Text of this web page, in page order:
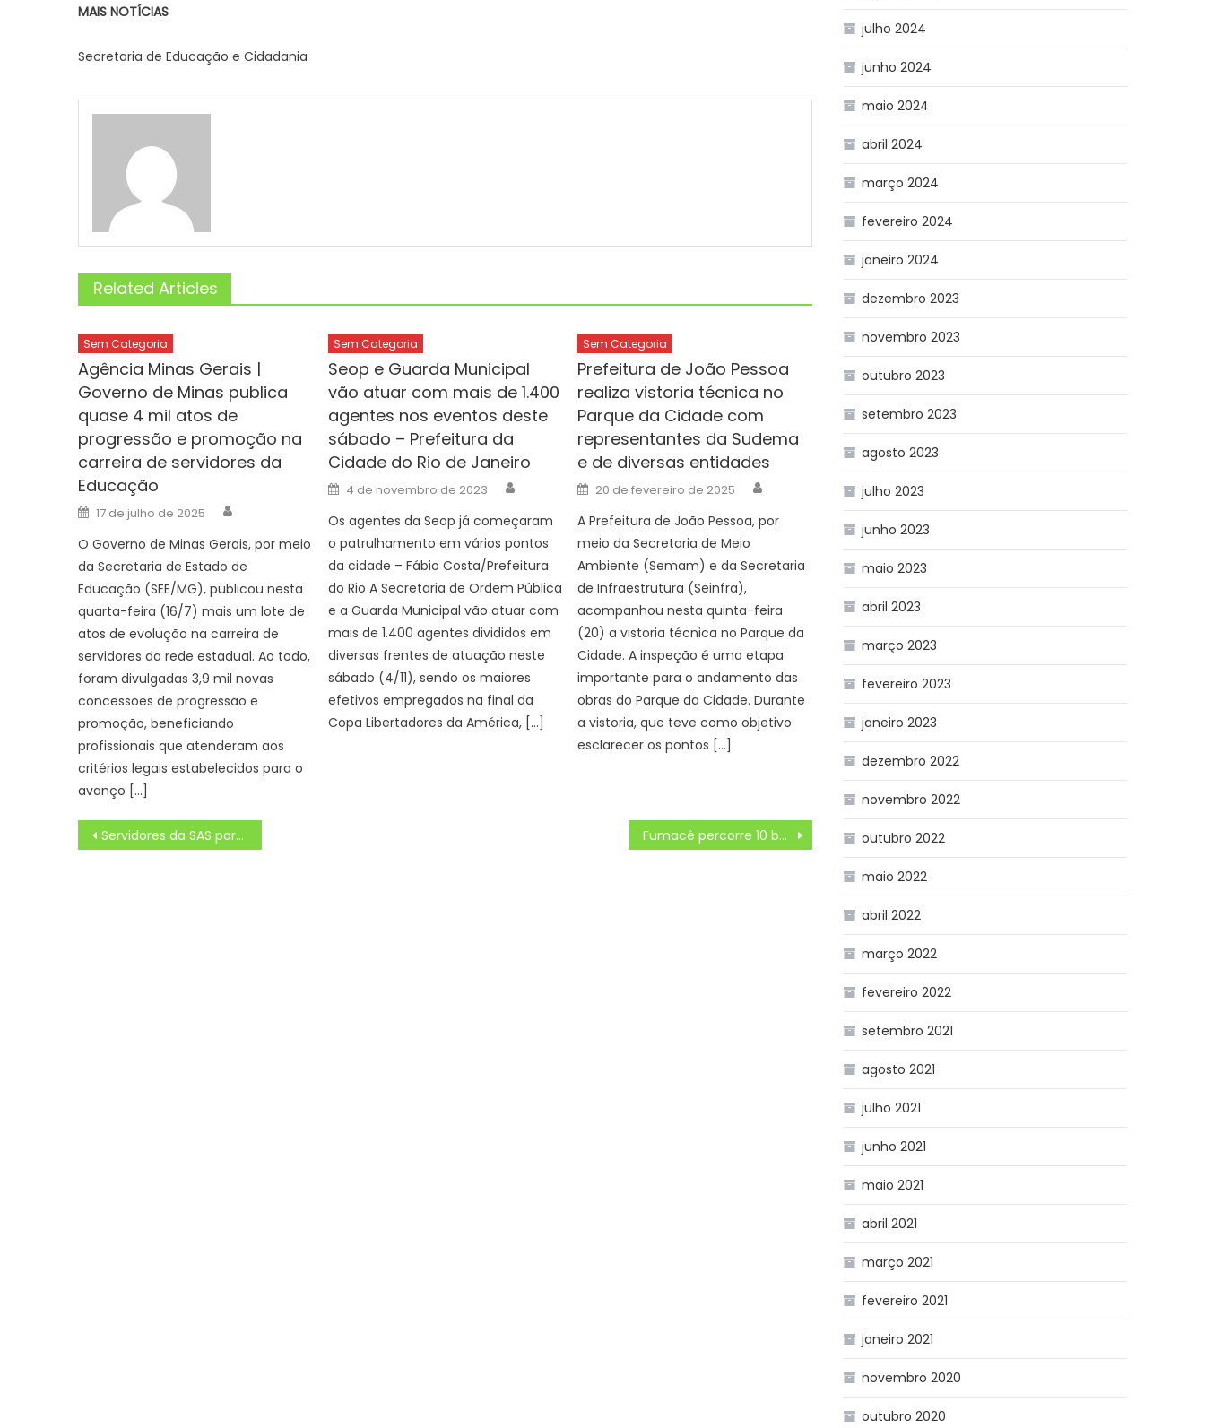
MAIS NOTÍCIAS
Secretaria de Educação e Cidadania
Related Articles
Sem Categoria
Agência Minas Gerais |
Governo de Minas publica
quase 4 mil atos de
progressão e promoção na
carreira de servidores da
Educação
Posted
on
17 de julho de 2025
O Governo de Minas Gerais, por meio
da Secretaria de Estado de
Educação (SEE/MG), publicou nesta
quarta-feira (16/7) mais um lote de
atos de evolução na carreira de
servidores da rede estadual. Ao todo,
foram divulgadas 3,9 mil novas
concessões de progressão e
promoção, beneficiando
profissionais que atenderam aos
critérios legais estabelecidos para o
avanço […]
Sem Categoria
Seop e Guarda Municipal
vão atuar com mais de 1.400
agentes nos eventos deste
sábado – Prefeitura da
Cidade do Rio de Janeiro
Posted
on
4 de novembro de 2023
Os agentes da Seop já começaram
o patrulhamento em vários pontos
da cidade – Fábio Costa/Prefeitura
do Rio A Secretaria de Ordem Pública
e a Guarda Municipal vão atuar com
mais de 1.400 agentes divididos em
diversas frentes de atuação neste
sábado (4/11), sendo os maiores
efetivos empregados na final da
Copa Libertadores da América, […]
Sem Categoria
Prefeitura de João Pessoa
realiza vistoria técnica no
Parque da Cidade com
representantes da Sudema
e de diversas entidades
Posted
on
20 de fevereiro de 2025
A Prefeitura de João Pessoa, por
meio da Secretaria de Meio
Ambiente (Semam) e da Secretaria
de Infraestrutura (Seinfra),
acompanhou nesta quinta-feira
(20) a vistoria técnica no Parque da
Cidade. A inspeção é uma etapa
importante para o andamento das
obras do Parque da Cidade. Durante
a vistoria, que teve como objetivo
esclarecer os pontos […]
Navegação
de
Servidores da SAS participam de conferência e elaboram sugestões para fortalecer atuação do SUAS – CGNotícias Fumacê percorre 10 bairros nesta quarta-feira em Campo Grande – CGNotícias
julho 2024
junho 2024
maio 2024
abril 2024
março 2024
fevereiro 2024
janeiro 2024
dezembro 2023
novembro 2023
outubro 2023
setembro 2023
agosto 2023
julho 2023
junho 2023
maio 2023
abril 2023
março 2023
fevereiro 2023
janeiro 2023
dezembro 2022
novembro 2022
outubro 2022
maio 2022
abril 2022
março 2022
fevereiro 2022
setembro 2021
agosto 2021
julho 2021
junho 2021
maio 2021
abril 2021
março 2021
fevereiro 2021
janeiro 2021
novembro 2020
outubro 2020